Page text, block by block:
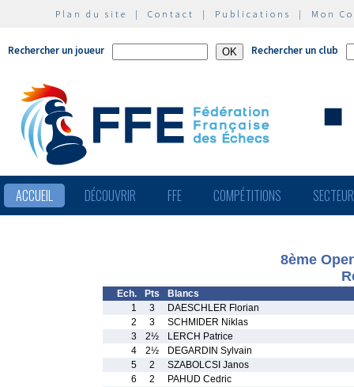
Plan du site | Contact | Publications | Mon
Rechercher un joueur Rechercher un club
ACCUEIL DÉCOUVRIR FFE COMPÉTITIONS
8ème
Ech. Pts
Blancs
1
3
DAESCHLER Florian
2
3
SCHMIDER Niklas
3
2½
LERCH Patrice
4
2½
DEGARDIN Sylvain
5
2
SZABOLCSI Janos
6
2
PAHUD Cedric